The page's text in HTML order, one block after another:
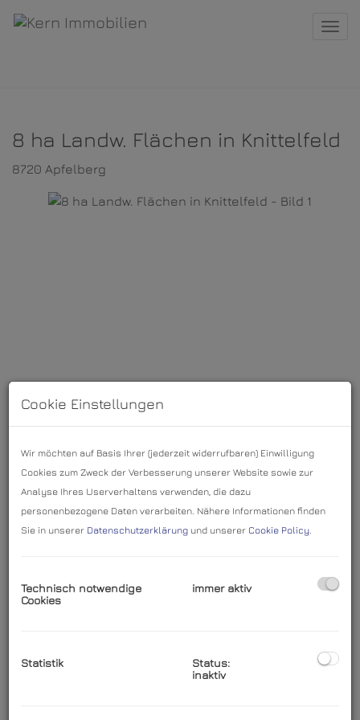
8 ha Landw. Flächen in Knittelfeld
8720 Apfelberg
Beschreibung
Cookie Einstellungen
Wir möchten auf Basis Ihrer (jederzeit widerrufbaren) Einwilligung
Cookies zum Zweck der Verbesserung unserer Website sowie zur
Analyse Ihres Userverhaltens verwenden, die dazu
personenbezogene Daten verarbeiten. Nähere Informationen finden
Sie in unserer Datenschutzerklärung und unserer Cookie Policy.
Technisch notwendige
Cookies
immer aktiv
Statistik
Status:
inaktiv